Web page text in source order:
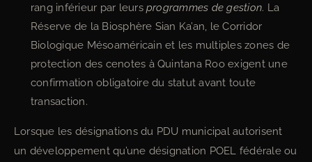
rang inférieur par leurs programmes de gestion. La
Réserve de la Biosphère Sian Ka’an, le Corridor
Biologique Mésoaméricain et les multiples zones de
protection des cenotes à Quintana Roo exigent une
confirmation obligatoire du statut avant toute
transaction.
Lorsque les désignations du PDU municipal autorisent
un développement qu’une désignation POEL fédérale ou